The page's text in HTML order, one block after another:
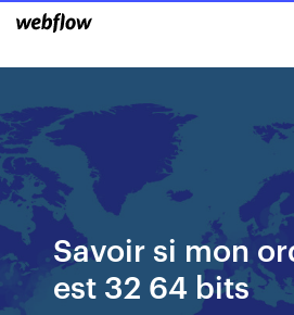
Savoir si mon
est 32 64 bits